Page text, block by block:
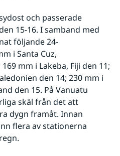
och passerade
15-16. I samband med
följande 24-
i Santa Cuz,
mm i Lakeba, Fiji den 11;
den 14; 230 mm i
den 15. På Vanuatu
skäl från det att
dygn framåt. Innan
flera av stationerna